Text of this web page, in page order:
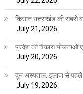
किसान उत्तराखंड की सबसे
July 21, 2026
प्रदेश की विकास योजनाओं एवं
July 20, 2026
दून अस्पताल: इलाज से पहले
July 19, 2026